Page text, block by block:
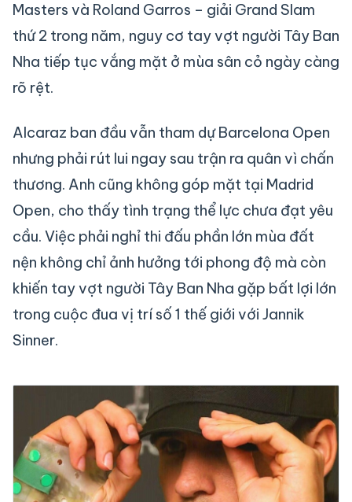
Masters và Roland Garros – giải Grand Slam
thứ 2 trong năm, nguy cơ tay vợt người Tây Ban
Nha tiếp tục vắng mặt ở mùa sân cỏ ngày càng
rõ rệt.
Alcaraz ban đầu vẫn tham dự Barcelona Open
nhưng phải rút lui ngay sau trận ra quân vì chấn
thương. Anh cũng không góp mặt tại Madrid
Open, cho thấy tình trạng thể lực chưa đạt yêu
cầu. Việc phải nghỉ thi đấu phần lớn mùa đất
nện không chỉ ảnh hưởng tới phong độ mà còn
khiến tay vợt người Tây Ban Nha gặp bất lợi lớn
trong cuộc đua vị trí số 1 thế giới với Jannik
Sinner.